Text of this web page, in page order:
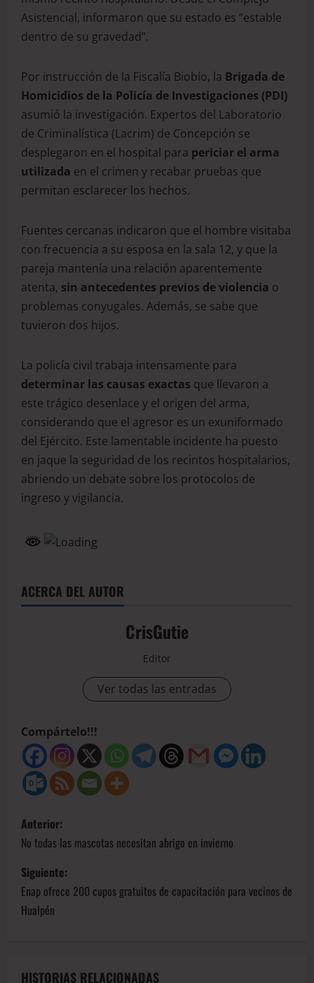
Asistencial, informaron que su estado es “estable
dentro de su gravedad”.
Por instrucción de la Fiscalía Biobío, la Brigada de
Homicidios de la Policía de Investigaciones (PDI)
asumió la investigación. Expertos del Laboratorio
de Criminalística (Lacrim) de Concepción se
desplegaron en el hospital para periciar el arma
utilizada en el crimen y recabar pruebas que
permitan esclarecer los hechos.
Fuentes cercanas indicaron que el hombre visitaba
con frecuencia a su esposa en la sala 12, y que la
pareja mantenía una relación aparentemente
atenta, sin antecedentes previos de violencia o
problemas conyugales. Además, se sabe que
tuvieron dos hijos.
La policía civil trabaja intensamente para
determinar las causas exactas que llevaron a
este trágico desenlace y el origen del arma,
considerando que el agresor es un exuniformado
del Ejército. Este lamentable incidente ha puesto
en jaque la seguridad de los recintos hospitalarios,
abriendo un debate sobre los protocolos de
ingreso y vigilancia.
ACERCA DEL AUTOR
CrisGutie
Editor
Ver todas las entradas
Compártelo!!!
Anterior:
No todas las mascotas necesitan abrigo en invierno
Siguiente:
Enap ofrece 200 cupos gratuitos de capacitación para vecinos de
Hualpén
HISTORIAS RELACIONADAS